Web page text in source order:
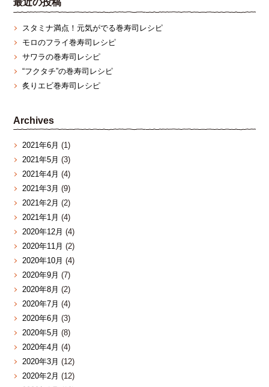
スタミナ満点！元気がでる巻寿司レシピ
モロのフライ巻寿司レシピ
サワラの巻寿司レシピ
“フクタチ”の巻寿司レシピ
炙りエビ巻寿司レシピ
Archives
2021年6月 (1)
2021年5月 (3)
2021年4月 (4)
2021年3月 (9)
2021年2月 (2)
2021年1月 (4)
2020年12月 (4)
2020年11月 (2)
2020年10月 (4)
2020年9月 (7)
2020年8月 (2)
2020年7月 (4)
2020年6月 (3)
2020年5月 (8)
2020年4月 (4)
2020年3月 (12)
2020年2月 (12)